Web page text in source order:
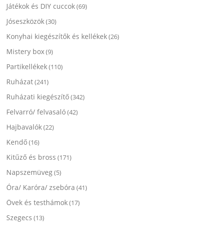
Játékok és DIY cuccok(69)
Jóseszközök(30)
Konyhai kiegészítők és kellékek(26)
Mistery box(9)
Partikellékek(110)
Ruházat(241)
Ruházati kiegészítő(342)
Felvarró/ felvasaló(42)
Hajbavalók(22)
Kendő(16)
Kitűző és bross (171)
Napszemüveg(5)
Óra/ Karóra/ zsebóra (41)
Övek és testhámok(17)
Szegecs (13)